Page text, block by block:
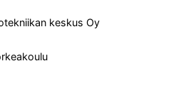
keskus Oy